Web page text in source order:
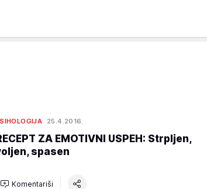
25.4.2016.
ZA EMOTIVNI USPEH: Strpljen,
spasen
Komentariši